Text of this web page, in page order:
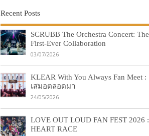
Recent Posts
SCRUBB The Orchestra Concert: The
First-Ever Collaboration
03/07/2026
KLEAR With You Always Fan Meet :
เสมอตลอดมา
24/05/2026
LOVE OUT LOUD FAN FEST 2026 :
HEART RACE